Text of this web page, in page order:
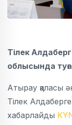
Тілек
облысында
Атырау қаласы
Тілек
хабарлайды